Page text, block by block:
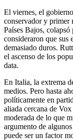
El viernes, el
conservador y primer
Países Bajos,
consideraron que sus
demasiado duros.
el ascenso de los
data.
En Italia, la extrema
medios. Pero hasta
políticamente en
aliada cercana de
moderada de lo que
argumento de
puede ser un factor